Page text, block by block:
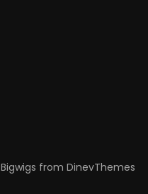
Bigwigs from DinevThemes